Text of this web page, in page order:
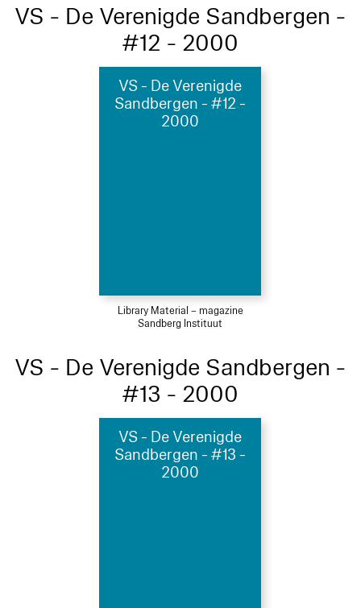
VS - De Verenigde Sandbergen -
#12 - 2000
VS - De Verenigde
Sandbergen - #12 -
2000
Library Material – magazine
Sandberg Instituut
VS - De Verenigde Sandbergen -
#13 - 2000
VS - De Verenigde
Sandbergen - #13 -
2000